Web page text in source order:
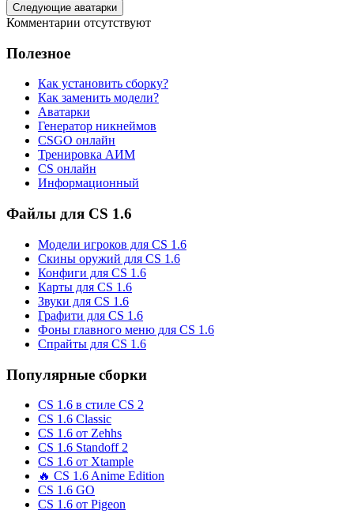
Следующие аватарки
Комментарии отсутствуют
Полезное
Как установить сборку?
Как заменить модели?
Аватарки
Генератор никнеймов
CSGO онлайн
Тренировка АИМ
CS онлайн
Информационный
Файлы для CS 1.6
Модели игроков для CS 1.6
Скины оружий для CS 1.6
Конфиги для CS 1.6
Карты для CS 1.6
Звуки для CS 1.6
Графити для CS 1.6
Фоны главного меню для CS 1.6
Спрайты для CS 1.6
Популярные сборки
CS 1.6 в стиле CS 2
CS 1.6 Classic
CS 1.6 от Zehhs
CS 1.6 Standoff 2
CS 1.6 от Xtample
🔥 CS 1.6 Anime Edition
CS 1.6 GO
CS 1.6 от Pigeon